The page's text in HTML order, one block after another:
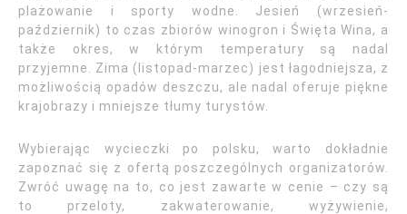
plażowanie i sporty wodne. Jesień (wrzesień-
październik) to czas zbiorów winogron i Święta Wina, a
także okres, w którym temperatury są nadal
przyjemne. Zima (listopad-marzec) jest łagodniejsza, z
możliwością opadów deszczu, ale nadal oferuje piękne
krajobrazy i mniejsze tłumy turystów.
Wybierając wycieczki po polsku, warto dokładnie
zapoznać się z ofertą poszczególnych organizatorów.
Zwróć uwagę na to, co jest zawarte w cenie – czy są
to przeloty, zakwaterowanie, wyżywienie,